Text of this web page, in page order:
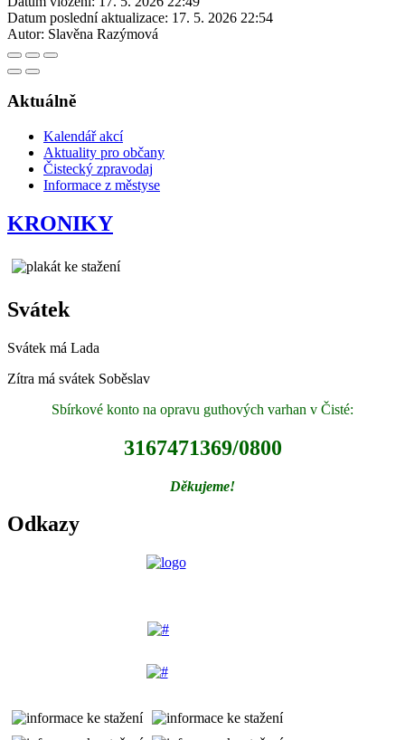
Datum poslední aktualizace: 17. 5. 2026 22:54
Autor: Slavěna Razýmová
Aktuálně
Kalendář akcí
Aktuality pro občany
Čistecký zpravodaj
Informace z městyse
KRONIKY
Svátek
Svátek má Lada
Zítra má svátek Soběslav
Sbírkové konto na opravu guthových varhan v Čisté:
3167471369/0800
Děkujeme!
Odkazy